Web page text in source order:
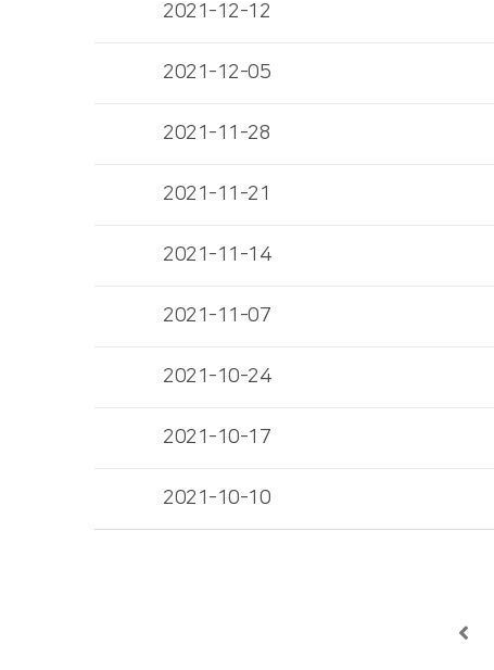
2021-12-12
2021-12-05
2021-11-28
2021-11-21
2021-11-14
2021-11-07
2021-10-24
2021-10-17
2021-10-10